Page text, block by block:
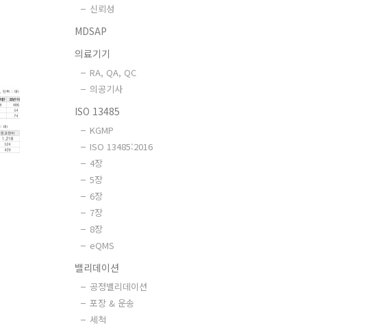
신뢰성
MDSAP
의료기기
RA, QA, QC
의공기사
ISO 13485
KGMP
ISO 13485:2016
4장
5장
6장
7장
8장
eQMS
밸리데이션
공정밸리데이션
포장 & 운송
세척